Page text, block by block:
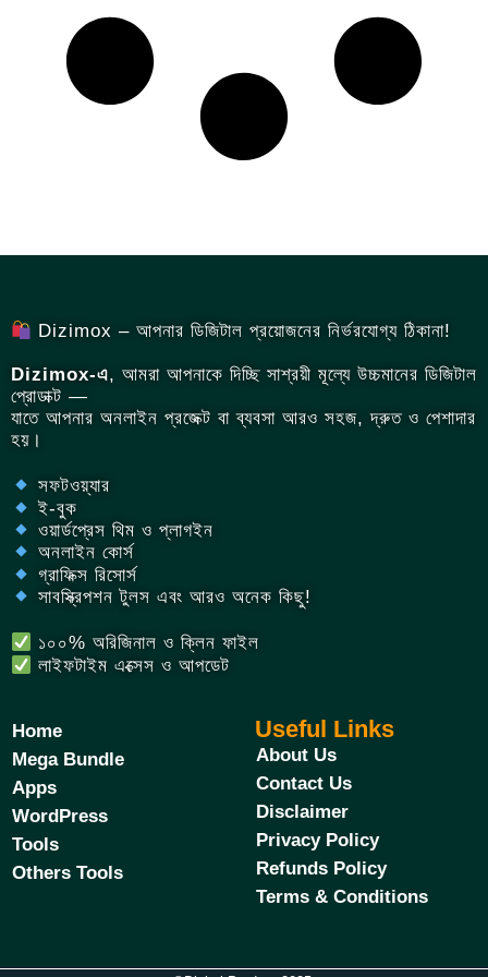
Dizimox – আপনার ডিজিটাল প্রয়োজনের নির্ভরযোগ্য ঠিকানা!
Dizimox-এ, আমরা আপনাকে দিচ্ছি সাশ্রয়ী মূল্যে উচ্চমানের ডিজিটাল
প্রোডাক্ট —
যাতে আপনার অনলাইন প্রজেক্ট বা ব্যবসা আরও সহজ, দ্রুত ও পেশাদার
হয়।
সফটওয়্যার
ই-বুক
ওয়ার্ডপ্রেস থিম ও প্লাগইন
অনলাইন কোর্স
গ্রাফিক্স রিসোর্স
সাবস্ক্রিপশন টুলস এবং আরও অনেক কিছু!
১০০% অরিজিনাল ও ক্লিন ফাইল
লাইফটাইম এক্সেস ও আপডেট
Home
Mega Bundle
Apps
WordPress
Tools
Others Tools
Useful Links
About Us
Contact Us
Disclaimer
Privacy Policy
Refunds Policy
Terms & Conditions